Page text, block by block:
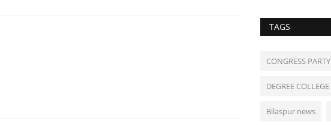
TAGS
CONGRESS PARTY
DEGREE COLLEGE
Bilaspur news